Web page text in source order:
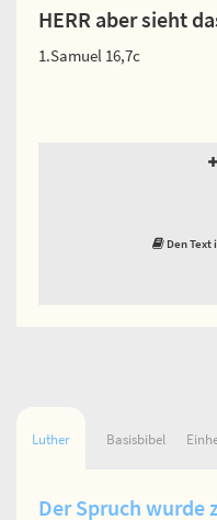
HERR aber sieht
1.Samuel 16,7c
Den
Luther Basisbibel
Der Spruch wurde